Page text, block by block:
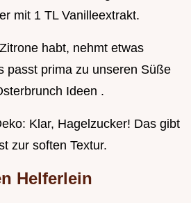
mit 1 TL Vanilleextrakt.
habt, nehmt etwas
passt prima zu unseren Süße
Ideen .
Klar, Hagelzucker! Das gibt
zur soften Textur.
Helferlein